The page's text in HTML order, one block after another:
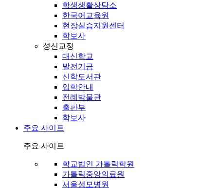
학생생활상담소
한국어교육원
현장실습지원센터
학보사
성신교정
대신학교
발전기금
신학도서관
입학안내
전례박물관
출판부
학보사
주요 사이트
주요 사이트
학교법인 가톨릭학원
가톨릭중앙의료원
서울성모병원